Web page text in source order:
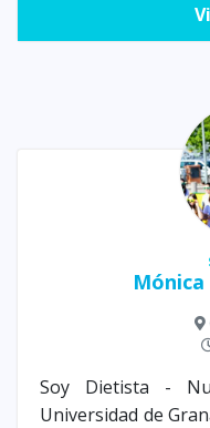
Soy Dietista -
Universidad de